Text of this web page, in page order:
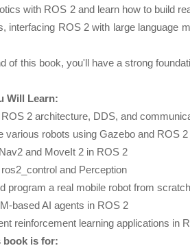
with ROS 2 and learn how to build
interfacing ROS 2 with large language
of this book, you'll have a strong
Will Learn:
2 architecture, DDS, and
various robots using Gazebo and ROS 2
and MoveIt 2 in ROS 2
and Perception
program a real mobile robot from
based AI agents in ROS 2
reinforcement learning applications in
book is for: